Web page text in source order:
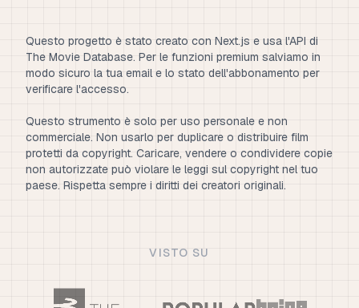
Questo progetto è stato creato con Next.js e usa l'API di
The Movie Database. Per le funzioni premium salviamo in
modo sicuro la tua email e lo stato dell'abbonamento per
verificare l'accesso.
Questo strumento è solo per uso personale e non
commerciale. Non usarlo per duplicare o distribuire film
protetti da copyright. Caricare, vendere o condividere copie
non autorizzate può violare le leggi sul copyright nel tuo
paese. Rispetta sempre i diritti dei creatori originali.
VISTO SU